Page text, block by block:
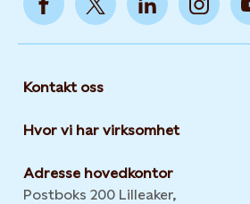
Kontakt oss
Hvor vi har virksomhet
Adresse hovedkontor
Postboks 200 Lilleaker,